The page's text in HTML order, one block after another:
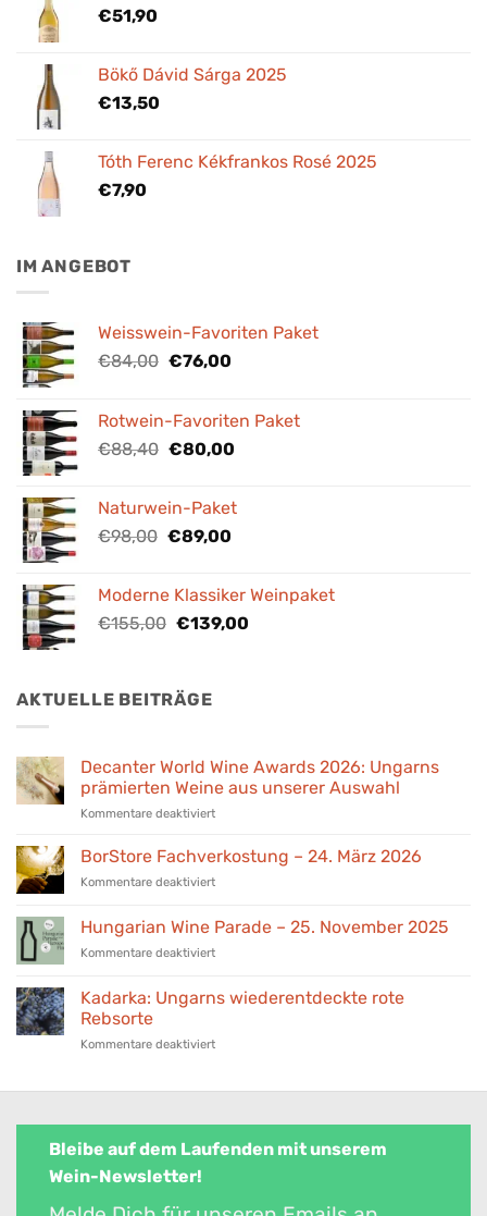
€51,90
Bökő Dávid Sárga 2025
€13,50
Tóth Ferenc Kékfrankos Rosé 2025
€7,90
IM ANGEBOT
Weisswein-Favoriten Paket
€84,00 Ursprünglicher
€84,00
€76,00Aktueller
€76,00.
Rotwein-Favoriten Paket
€88,40 Ursprünglicher
€88,40
€80,00Aktueller
€80,00.
Naturwein-Paket
€98,00 Ursprünglicher
€98,00
€89,00Aktueller
€89,00.
Moderne Klassiker Weinpaket
€155,00 Ursprünglicher
€155,00
€139,00Aktueller
AKTUELLE BEITRÄGE
Decanter World Wine Awards 2026: Ungarns
prämierten Weine aus unserer Auswahl
Kommentare deaktiviertfür
World
Wine
Awards
Ungarns
Weine
unserer
BorStore Fachverkostung – 24. März 2026
Kommentare deaktiviertfür
Fachverkostung
–
24.
2026
Hungarian Wine Parade – 25. November 2025
Kommentare deaktiviertfür
Parade
25.
Kadarka: Ungarns wiederentdeckte rote
Rebsorte
Kommentare deaktiviertfür
Bleibe auf dem Laufenden mit unserem
Wein-Newsletter!